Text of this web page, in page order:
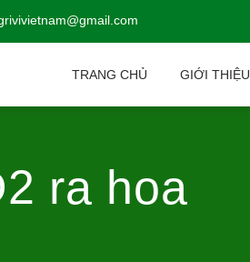
TRANG CHỦ GIỚI THIỆU
ra hoa